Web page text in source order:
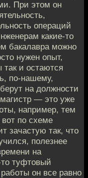
При этом он
операций
какие-то
бакалавра можно
нужен опыт,
так и остаются
по-нашему,
на должности
— это уже
например, тем
по схеме
зачастую так, что
полезнее
на
то туфтовый
он все равно